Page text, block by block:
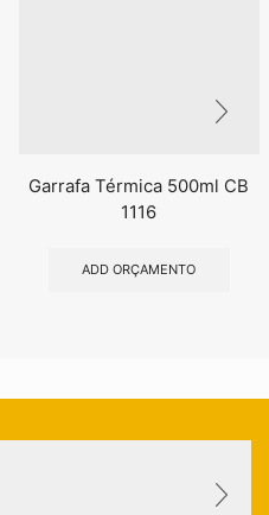
Garrafa Térmica 500ml CB
1116
ADD ORÇAMENTO